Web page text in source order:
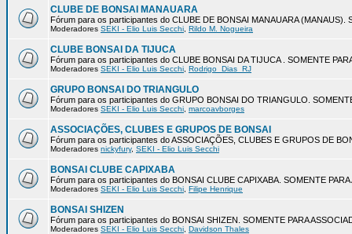
CLUBE DE BONSAI MANAUARA
Fórum para os participantes do CLUBE DE BONSAI MANAUARA (MANAUS).
Moderadores SEKI - Elio Luis Secchi Rildo M. Nogueira
CLUBE BONSAI DA TIJUCA
Fórum para os participantes do CLUBE BONSAI DA TIJUCA . SOMENTE
Moderadores SEKI - Elio Luis Secchi Rodrigo_Dias_RJ
GRUPO BONSAI DO TRIANGULO
Fórum para os participantes do GRUPO BONSAI DO TRIANGULO.
Moderadores SEKI - Elio Luis Secchi marcoavborges
ASSOCIAÇÕES, CLUBES E GRUPOS DE BONSAI
Fórum para os participantes do ASSOCIAÇÕES, CLUBES E GRUPOS DE
Moderadores nickyfury, SEKI - Elio Luis Secchi
BONSAI CLUBE CAPIXABA
Fórum para os participantes do BONSAI CLUBE CAPIXABA. SOMENTE
Moderadores SEKI - Elio Luis Secchi Filipe Henrique
BONSAI SHIZEN
Fórum para os participantes do BONSAI SHIZEN. SOMENTE PARA
Moderadores SEKI - Elio Luis Secchi Davidson Thales